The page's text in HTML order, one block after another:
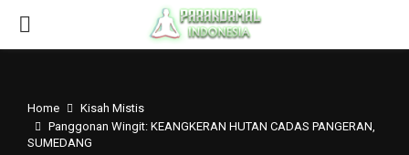
PRIMARY
Home
Kisah Mistis
Panggonan Wingit: KEANGKERAN HUTAN CADAS PANGERAN,
SUMEDANG